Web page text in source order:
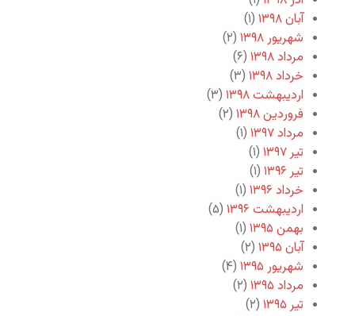
آبان ۱۳۹۸
(۱)
شهریور ۱۳۹۸
(۲)
مرداد ۱۳۹۸
(۶)
خرداد ۱۳۹۸
(۳)
اردیبهشت ۱۳۹۸
(۳)
فروردین ۱۳۹۸
(۲)
مرداد ۱۳۹۷
(۱)
تیر ۱۳۹۷
(۱)
تیر ۱۳۹۶
(۱)
خرداد ۱۳۹۶
(۱)
اردیبهشت ۱۳۹۶
(۵)
بهمن ۱۳۹۵
(۱)
آبان ۱۳۹۵
(۲)
شهریور ۱۳۹۵
(۴)
مرداد ۱۳۹۵
(۲)
تیر ۱۳۹۵
(۲)